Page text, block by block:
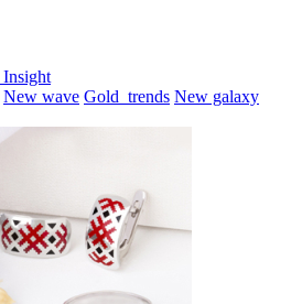
Insight
New wave Gold_trends New galaxy